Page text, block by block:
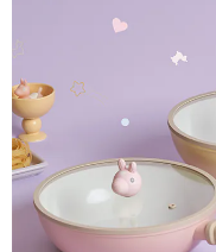
AFTEEの初回ご利用の際に
ります。支払い期限を過ぎ
納金が加算されます。未成
の同意を得ればAFTEEをご
個人情報の処理、利用につ
行使したい場合は、ネット
にご連絡ください。上記に
てAFTEEにご提供いただく
理、利用を許可することに